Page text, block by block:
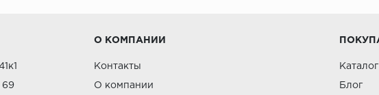
впитывающий влагу, что делает его идеальным для помещений с
69
О КОМПАНИИ
Контакты
О компании
Каталог
Блог